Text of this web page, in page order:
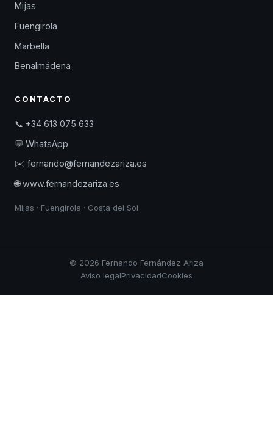
Mijas
Fuengirola
Marbella
Benalmádena
CONTACTO
📞 +34 613 075 633
💬 WhatsApp
✉️ fernando@fernandezariza.es
🌐 www.fernandezariza.es
Mijas · Fuengirola · Costa del Sol
© 2026 Fernando Fernández Ariza
Aviso legalPrivacidadCookies